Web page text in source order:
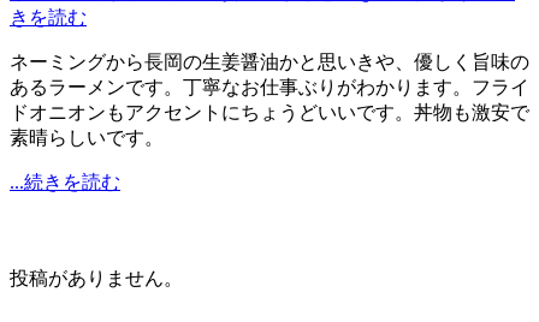
きを読む
ネーミングから長岡の生姜醤油かと思いきや、優しく旨味の
あるラーメンです。丁寧なお仕事ぶりがわかります。フライ
ドオニオンもアクセントにちょうどいいです。丼物も激安で
素晴らしいです。
...続きを読む
投稿がありません。